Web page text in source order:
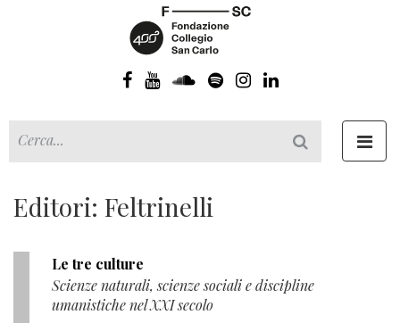
Editori: Feltrinelli
Le tre culture
Scienze naturali, scienze sociali e discipline
umanistiche nel XXI secolo